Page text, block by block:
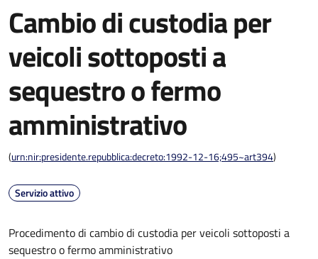
Cambio di custodia per
veicoli sottoposti a
sequestro o fermo
amministrativo
(urn:nir:presidente.repubblica:decreto:1992-12-16;495~art394)
Servizio attivo
Procedimento di cambio di custodia per veicoli sottoposti a
sequestro o fermo amministrativo